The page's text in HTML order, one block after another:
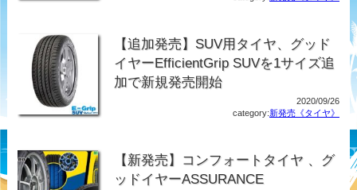
【追加発売】SUV用タイヤ、グッド
イヤーEfficientGrip SUVを1サイズ追
加で新規発売開始
2020/09/26
category:新発売《タイヤ》
【新発売】コンフォートタイヤ 、グ
ッドイヤーASSURANCE